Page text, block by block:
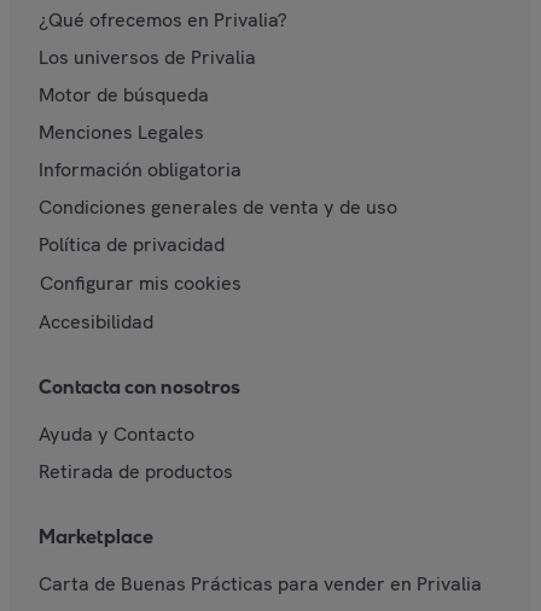
¿Qué ofrecemos en Privalia?
Los universos de Privalia
Motor de búsqueda
Menciones Legales
Información obligatoria
Condiciones generales de venta y de uso
Política de privacidad
Configurar mis cookies
Accesibilidad
Contacta con nosotros
Ayuda y Contacto
Retirada de productos
Marketplace
Carta de Buenas Prácticas para vender en Privalia